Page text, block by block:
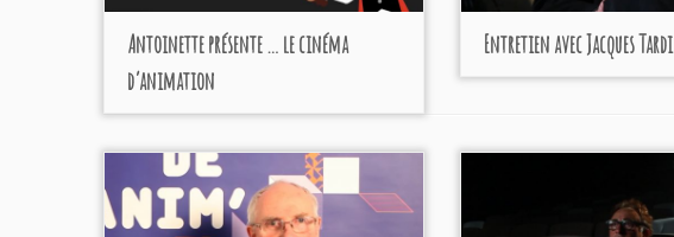
Antoinette présente … le cinéma
d’animation
Entretien avec Jacques Tardi